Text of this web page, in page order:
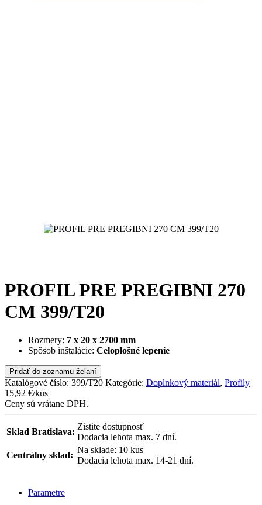
PROFIL PRE PREGIBNI 270
CM 399/T20
Rozmery: 7 x 20 x 2700 mm
Spôsob inštalácie: Celoplošné lepenie
Pridať do zoznamu želaní
Katalógové číslo: 399/T20 Kategórie: Doplnkový materiál, Profily
15,92 €/kus
Ceny sú vrátane DPH.
Sklad Bratislava:
Zistite dostupnosť
Dodacia lehota max. 7 dní.
Centrálny sklad:
Na sklade: 10 kus
Dodacia lehota max. 14-21 dní.
Parametre